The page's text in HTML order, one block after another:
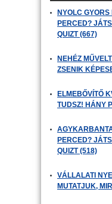
NYOLC
PERCED?
QUIZT (667)
NEHÉZ
ZSENIK
ELMEBŐVÍTŐ
TUDSZ! HÁNY
PERCED?
QUIZT (518)
VÁLLALATI
MUTATJUK,